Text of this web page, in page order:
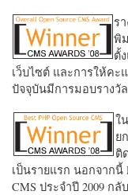
ร
พิ
ตั้
เว็บไซต์ และการให้ค
ปัจจุบันมีการมอบรางวั
ใ
ย
ติ
เป็นรายแรก นอกจากนี้
CMS ประจำปี 2009 ก